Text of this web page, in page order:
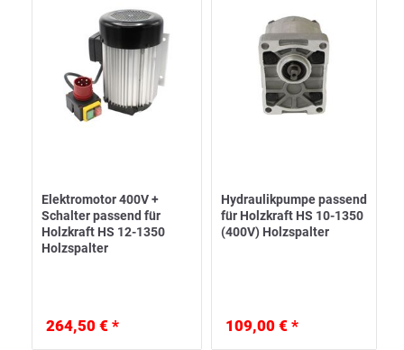
Elektromotor 400V +
Schalter passend für
Holzkraft HS 12-1350
Holzspalter
264,50 € *
Hydraulikpumpe passend
für Holzkraft HS 10-1350
(400V) Holzspalter
109,00 € *